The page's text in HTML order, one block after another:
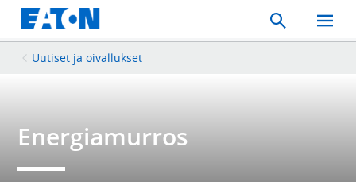
Search
Toggle
Mobile
Uutiset ja oivallukset
Energiamurros